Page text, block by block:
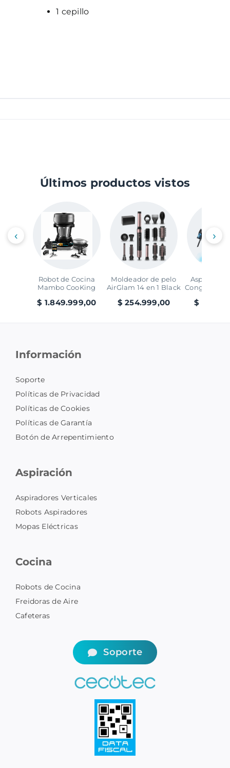
1 cepillo
Últimos productos vistos
‹
Robot de Cocina
Mambo CooKing
$ 1.849.999,00
Moldeador de pelo
AirGlam 14 en 1 Black
$ 254.999,00
Aspirador
Conga
$
›
Información
Soporte
Políticas de Privacidad
Políticas de Cookies
Políticas de Garantía
Botón de Arrepentimiento
Aspiración
Aspiradores Verticales
Robots Aspiradores
Mopas Eléctricas
Cocina
Robots de Cocina
Freidoras de Aire
Cafeteras
Soporte